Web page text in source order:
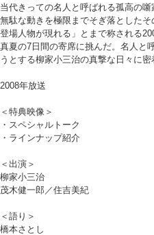
当代きっての名人と呼ばれる孤高の噺
無駄な動きを極限までそぎ落とした
登場人物が現れる」とまで称される
真夏の7日間の寄席に挑んだ。名人と
うとする柳家小三治の真撃な日々に密
2008年放送
＜特典映像＞
・スペシャルトーク
・ラインナップ紹介
＜出演＞
柳家小三治
茂木健一郎／住吉美紀
＜語り＞
橋本さとし